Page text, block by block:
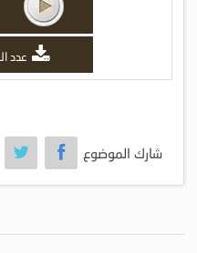
عدد
شارك الموضوع